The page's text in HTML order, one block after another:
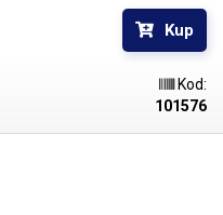
kanale wynosi 200W;
jednocześnie lub
Kup
Kod:
101576